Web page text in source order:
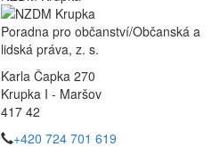
Poradna pro občanství/Občanská a
lidská práva, z. s.
Karla Čapka 270
Krupka I - Maršov
417 42
+420 724 701 619